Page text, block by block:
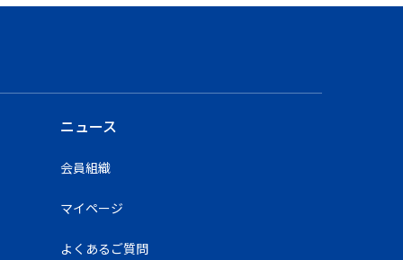
ニュース
会員組織
マイページ
よくあるご質問